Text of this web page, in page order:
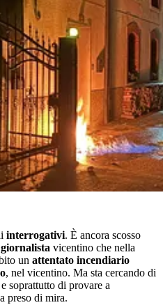
interrogativi. È ancora scosso
giornalista vicentino che nella
un attentato incendiario
, nel vicentino. Ma sta cercando di
soprattutto di provare a
preso di mira.